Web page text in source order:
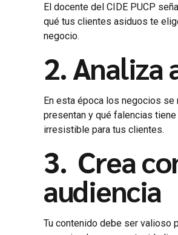
El docente del CIDE PUCP
qué tus clientes asiduos te
negocio.
2. Analiza
En esta época los negocios se
presentan y qué falencias
irresistible para tus clientes.
3. Crea
audiencia
Tu contenido debe ser valioso